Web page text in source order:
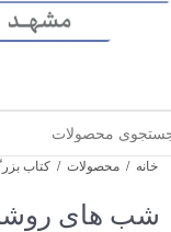
خانه / محصولات / کتاب
شب های